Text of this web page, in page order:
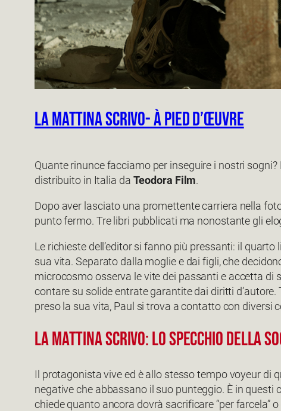
La mattina scrivo- à pied d’œuvre
Quante rinunce facciamo per inseguire i nostri
distribuito in Italia da Teodora Film.
Dopo aver lasciato una promettente carriera nella
punto fermo. Tre libri pubblicati ma nonostante gli
Le richieste dell’editor si fanno più pressanti: il
sua vita. Separato dalla moglie e dai figli, che
microcosmo osserva le vite dei passanti e accetta
contare su solide entrate garantite dai diritti
preso la sua vita, Paul si trova a contatto con diversi
La mattina scrivo: lo specchio della
Il protagonista vive ed è allo stesso tempo voyeur di
negative che abbassano il suo punteggio. È in
chiede quanto ancora dovrà sacrificare “per farcela”